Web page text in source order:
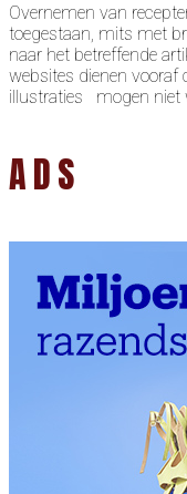
Overnemen van
toegestaan, mits met
naar het betreffende
websites dienen vooraf
illustraties mogen niet
ADS